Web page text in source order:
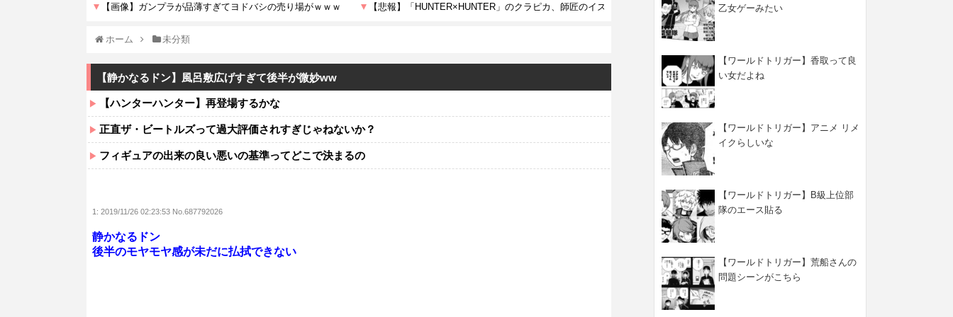
ホーム 未分類
【静かなるドン】風呂敷広げすぎて後半が微妙ww
【ハンターハンター】再登場するかな
正直ザ・ビートルズって過大評価されすぎじゃねないか？
フィギュアの出来の良い悪いの基準ってどこで決まるの
1: 2019/11/26 02:23:53 No.687792026
静かなるドン
後半のモヤモヤ感が未だに払拭できない
乙女ゲーみたい
【ワールドトリガー】香取って良
い女だよね
【ワールドトリガー】アニメ リメ
イクらしいな
【ワールドトリガー】B級上位部
隊のエース貼る
【ワールドトリガー】荒船さんの
問題シーンがこちら